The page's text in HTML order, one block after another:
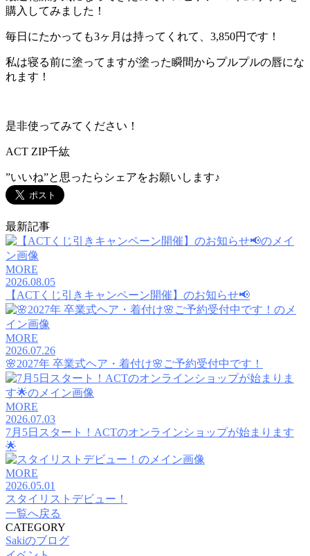
購入してみました！
毎日にたかっても3ヶ月は持ってくれて、3,850円です！
私は寝る前に塗ってますが塗った瞬間からプルプルの唇にな
れます！
是非使ってみてください！
ACT ZIP千紘
”いいね”と思ったらシェアをお願いします♪
最新記事
MORE
2026.08.05
【ACTくじ引きキャンペーン開催】のお知らせ📢
MORE
2026.07.26
🌸2027年 卒業式ヘア・着付け🌸ご予約受付中です！
MORE
2026.07.03
7月5日スタート！ACTのオンラインショップが始まります
🌟
MORE
2026.05.01
スタイリストデビュー！
一覧へ戻る
CATEGORY
Sakiのブログ